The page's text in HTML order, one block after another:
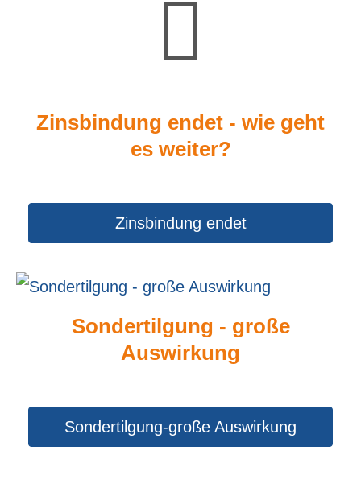
Zinsbindung endet - wie geht
es weiter?
Zinsbindung endet
Sondertilgung - große
Auswirkung
Sondertilgung-große Auswirkung